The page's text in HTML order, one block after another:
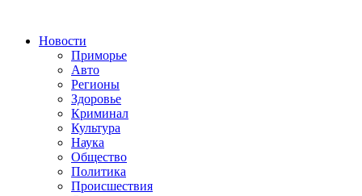
Новости
Приморье
Авто
Регионы
Здоровье
Криминал
Культура
Наука
Общество
Политика
Происшествия